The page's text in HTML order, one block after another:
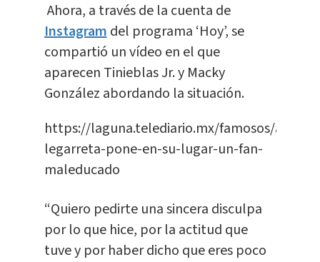
Ahora, a través de la cuenta de
Instagramdel programa ‘Hoy’, se
compartió un vídeo en el que
aparecen Tinieblas Jr. y Macky
González abordando la situación.
https://laguna.telediario.mx/famosos/
legarreta-pone-en-su-lugar-un-fan-
maleducado
“Quiero pedirte una sincera disculpa
por lo que hice, por la actitud que
tuve y por haber dicho que eres poco